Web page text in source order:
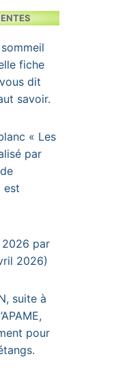
fiche
dit
savoir.
« Les
par
est
2026 par
2026)
suite à
pour